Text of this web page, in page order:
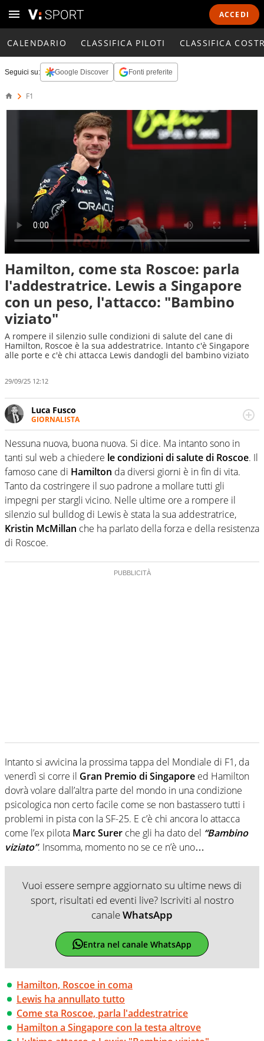
ACCEDI
CALENDARIO CLASSIFICA PILOTI CLASSIFICA
Seguici su: Google Discover Fonti preferite
F1
Hamilton, come sta Roscoe: parla
l'addestratrice. Lewis a Singapore
con un peso, l'attacco: "Bambino
viziato"
A rompere il silenzio sulle condizioni di salute del cane di
Hamilton, Roscoe è la sua addestratrice. Intanto c'è Singapore
alle porte e c'è chi attacca Lewis dandogli del bambino viziato
29/09/25 12:12
Luca Fusco
GIORNALISTA
Giornalista multimediale. Quando si accendono i motori,
lui sgasa, impenna, derapa. E spesso e volentieri finisce
sul podio
Nessuna nuova, buona nuova. Si dice. Ma intanto sono in
tanti sul web a chiedere le condizioni di salute di Roscoe. Il
famoso cane di Hamilton da diversi giorni è in fin di vita.
Tanto da costringere il suo padrone a mollare tutti gli
impegni per stargli vicino. Nelle ultime ore a rompere il
silenzio sul bulldog di Lewis è stata la sua addestratrice,
Kristin McMillan che ha parlato della forza e della resistenza
di Roscoe.
Intanto si avvicina la prossima tappa del Mondiale di F1, da
venerdì si corre il Gran Premio di Singapore ed Hamilton
dovrà volare dall’altra parte del mondo in una condizione
psicologica non certo facile come se non bastassero tutti i
problemi in pista con la SF-25. E c’è chi ancora lo attacca
come l’ex pilota Marc Surer che gli ha dato del “Bambino
viziato”. Insomma, momento no se ce n’è uno…
Vuoi essere sempre aggiornato su ultime news di
sport, risultati ed eventi live? Iscriviti al nostro
canaleWhatsApp
Entra nel canale WhatsApp
Hamilton, Roscoe in coma
Lewis ha annullato tutto
Come sta Roscoe, parla l'addestratrice
Hamilton a Singapore con la testa altrove